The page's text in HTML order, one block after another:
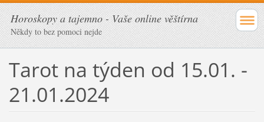
Horoskopy a tajemno - Vaše online věštírna
Někdy to bez pomoci nejde
Tarot na týden od 15.01. -
21.01.2024